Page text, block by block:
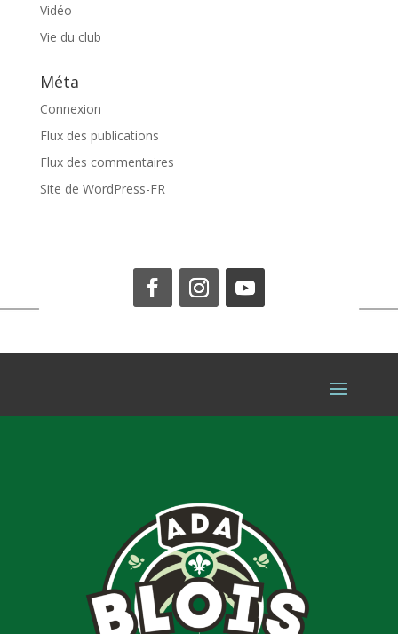
Vidéo
Vie du club
Méta
Connexion
Flux des publications
Flux des commentaires
Site de WordPress-FR